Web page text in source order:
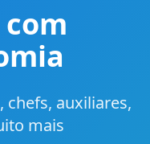
chefs, auxiliares,
mais